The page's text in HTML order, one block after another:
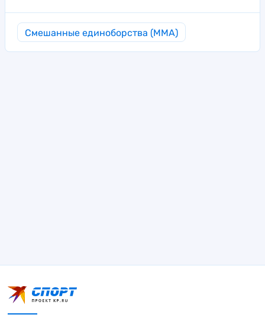
Смешанные единоборства (MMA)